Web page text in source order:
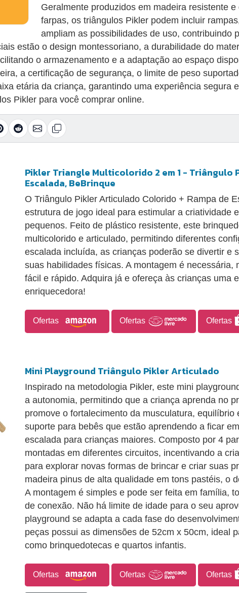
Geralmente produzidos em madeira resistente
farpas, os triângulos Pikler podem incluir
ampliam as possibilidades de uso, contribuindo
estão o design montessoriano, a durabilidade do
o armazenamento e a adaptação ao espaço
a certificação de segurança, o limite de peso
etária da criança, garantindo uma experiência segura
Pikler para você comprar online.
Pikler Triangle Multicolorido 2 em 1 - Triângulo
Escalada, BeBrinque
O Triângulo Pikler Articulado Colorido + Rampa de
estrutura de jogo ideal para estimular a criatividade
pequenos. Feito de plástico resistente, este
multicolorido e articulado, permitindo diferentes
escalada incluída, as crianças poderão se divertir e
suas habilidades físicas. A montagem é necessária,
fácil e rápido. Adquira já e ofereça às crianças uma
enriquecedora!
Ofertas Ofertas Ofertas
Mini Playground Triângulo Pikler Articulado
Inspirado na metodologia Pikler, este mini
a autonomia, permitindo que a criança aprenda no
promove o fortalecimento da musculatura, equilíbrio
suporte para bebês que estão aprendendo a ficar
escalada para crianças maiores. Composto por 4
montadas em diferentes circuitos, incentivando a
para explorar novas formas de brincar e criar suas
madeira pinus de alta qualidade em tons pastéis, o
A montagem é simples e pode ser feita em família,
de conexão. Não há limite de idade para o seu
playground se adapta a cada fase do
peças possui as dimensões de 52cm x 50cm, ideal
como brinquedotecas e quartos infantis.
Ofertas Ofertas Ofertas